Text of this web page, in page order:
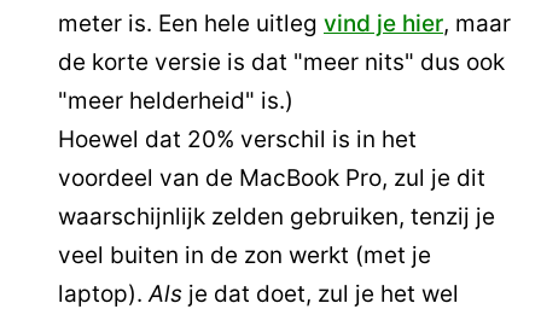
meter is. Een hele uitleg vind je hier, maar
de korte versie is dat "meer nits" dus ook
"meer helderheid" is.)
Hoewel dat 20% verschil is in het
voordeel van de MacBook Pro, zul je dit
waarschijnlijk zelden gebruiken, tenzij je
veel buiten in de zon werkt (met je
laptop).Als je dat doet, zul je het wel